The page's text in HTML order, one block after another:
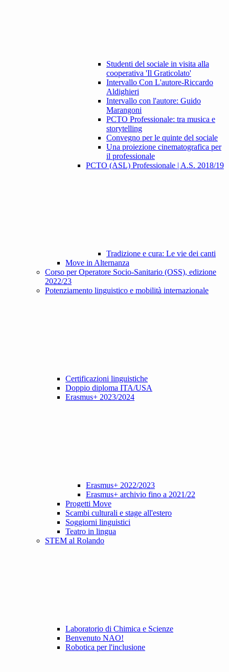
Studenti del sociale in visita alla
cooperativa 'Il Graticolato'
Intervallo Con L'autore-Riccardo
Aldighieri
Intervallo con l'autore: Guido
Marangoni
PCTO Professionale: tra musica e
storytelling
Convegno per le quinte del sociale
Una proiezione cinematografica per
il professionale
PCTO (ASL) Professionale | A.S. 2018/19
Tradizione e cura: Le vie dei canti
Move in Alternanza
Corso per Operatore Socio-Sanitario (OSS), edizione
2022/23
Potenziamento linguistico e mobilità internazionale
Certificazioni linguistiche
Doppio diploma ITA/USA
Erasmus+ 2023/2024
Erasmus+ 2022/2023
Erasmus+ archivio fino a 2021/22
Progetti Move
Scambi culturali e stage all'estero
Soggiorni linguistici
Teatro in lingua
STEM al Rolando
Laboratorio di Chimica e Scienze
Benvenuto NAO!
Robotica per l'inclusione